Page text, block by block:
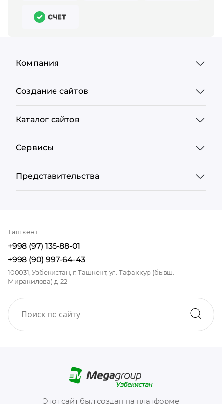
Этот сайт был создан на платформе
Компания
Создание сайтов
Каталог сайтов
Сервисы
Представительства
Ташкент
+998 (97) 135-88-01
+998 (90) 997-64-43
100031, Узбекистан, г. Ташкент, ул. Тафаккур (бывш.
Миракилова) д. 22